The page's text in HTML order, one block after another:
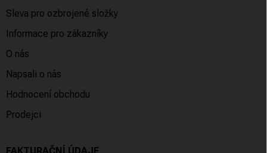
Sleva pro ozbrojené složky
Informace pro zákazníky
O nás
Napsali o nás
Hodnocení obchodu
Prodejci
FAKTURAČNÍ ÚDAJE